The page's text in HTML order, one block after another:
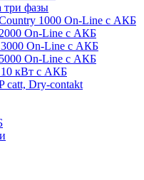
три фазы
1000 On-Line с АКБ
On-Line с АКБ
On-Line с АКБ
On-Line с АКБ
кВт с АКБ
catt, Dry-contakt